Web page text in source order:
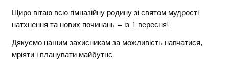
Щиро вітаю всю гімназійну родину зі святом мудрості
натхнення та нових починань – із 1 вересня!
Дякуємо нашим захисникам за можливість навчатися,
мріяти і планувати майбутнє.